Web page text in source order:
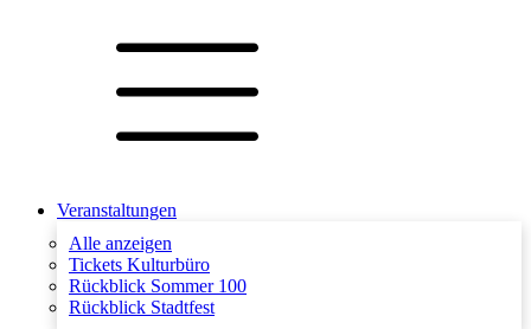
Veranstaltungen
Alle anzeigen
Tickets Kulturbüro
Rückblick Sommer 100
Rückblick Stadtfest